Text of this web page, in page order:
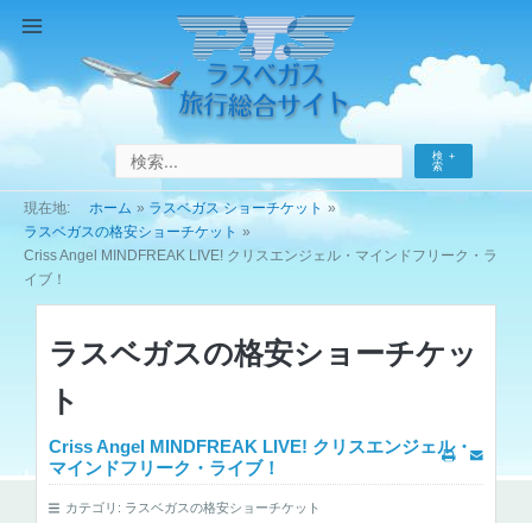
テ
ン
キ
Menu
検
索
ホーム
ラスベガス ショーチケット
ラスベガスの格安ショーチケット
Criss Angel MINDFREAK LIVE! クリスエンジェル・マインドフリーク・ラ
イブ！
ラスベガスの格安ショーチケッ
ト
Criss Angel MINDFREAK LIVE! クリスエンジェル・
マインドフリーク・ライブ！
カテゴリ: ラスベガスの格安ショーチケット